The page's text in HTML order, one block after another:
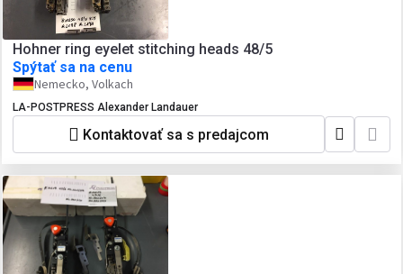
Hohner ring eyelet stitching heads 48/5
Spýtať sa na cenu
Nemecko, Volkach
LA-POSTPRESS Alexander Landauer
Kontaktovať sa s predajcom